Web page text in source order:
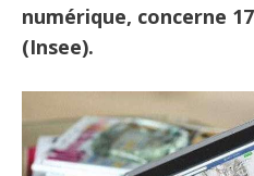
numérique, concerne
(Insee).